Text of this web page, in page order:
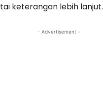
keterangan lebih lanjut.
- Advertisement -